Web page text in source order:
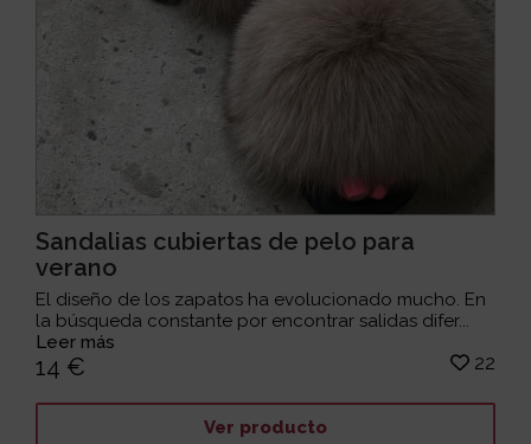
Sandalias cubiertas de pelo para
verano
El diseño de los zapatos ha evolucionado mucho. En
la búsqueda constante por encontrar salidas difer...
Leer más
14 € 22
Ver producto